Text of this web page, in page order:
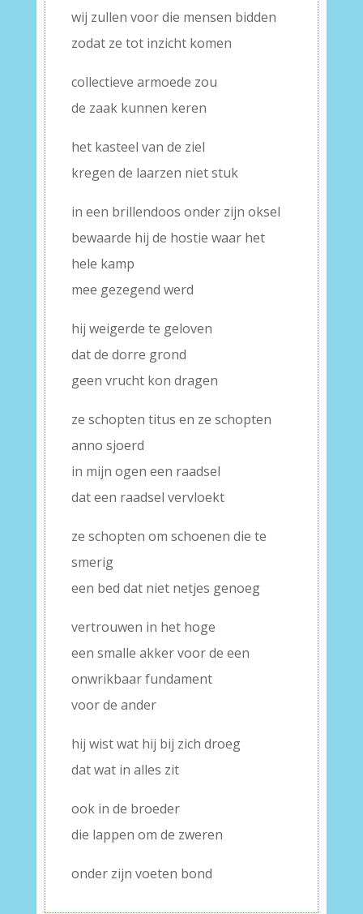
wij zullen voor die mensen bidden
zodat ze tot inzicht komen
collectieve armoede zou
de zaak kunnen keren
het kasteel van de ziel
kregen de laarzen niet stuk
in een brillendoos onder zijn oksel
bewaarde hij de hostie waar het
hele kamp
mee gezegend werd
hij weigerde te geloven
dat de dorre grond
geen vrucht kon dragen
ze schopten titus en ze schopten
anno sjoerd
in mijn ogen een raadsel
dat een raadsel vervloekt
ze schopten om schoenen die te
smerig
een bed dat niet netjes genoeg
vertrouwen in het hoge
een smalle akker voor de een
onwrikbaar fundament
voor de ander
hij wist wat hij bij zich droeg
dat wat in alles zit
ook in de broeder
die lappen om de zweren
onder zijn voeten bond